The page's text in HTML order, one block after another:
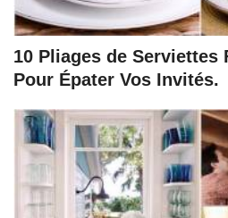
10 Pliages de Serviettes
Pour Épater Vos Invités.